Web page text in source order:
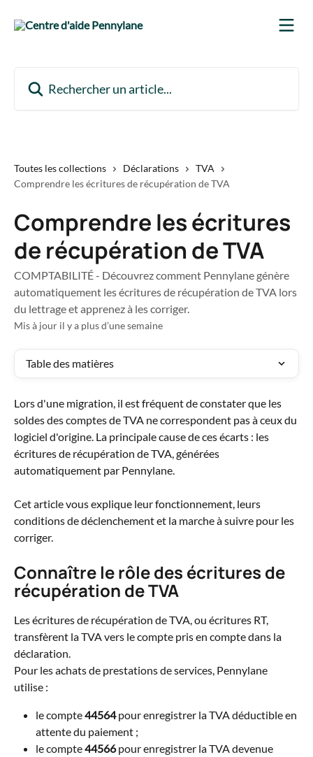
Toutes les collections Déclarations
TVA
Comprendre les écritures de récupération de TVA
Comprendre les écritures
de récupération de TVA
COMPTABILITÉ - Découvrez comment Pennylane génère
automatiquement les écritures de récupération de TVA lors
du lettrage et apprenez à les corriger.
Mis à jour il y a plus d’une semaine
Table des matières
Lors d'une migration, il est fréquent de constater que les
soldes des comptes de TVA ne correspondent pas à ceux du
logiciel d'origine. La principale cause de ces écarts : les
écritures de récupération de TVA, générées
automatiquement par Pennylane.
Cet article vous explique leur fonctionnement, leurs
conditions de déclenchement et la marche à suivre pour les
corriger.
Connaître le rôle des écritures de
récupération de TVA
Les écritures de récupération de TVA, ou écritures RT,
transfèrent la TVA vers le compte pris en compte dans la
déclaration.
Pour les achats de prestations de services, Pennylane
utilise :
le compte 44564 pour enregistrer la TVA déductible en
attente du paiement ;
le compte 44566 pour enregistrer la TVA devenue